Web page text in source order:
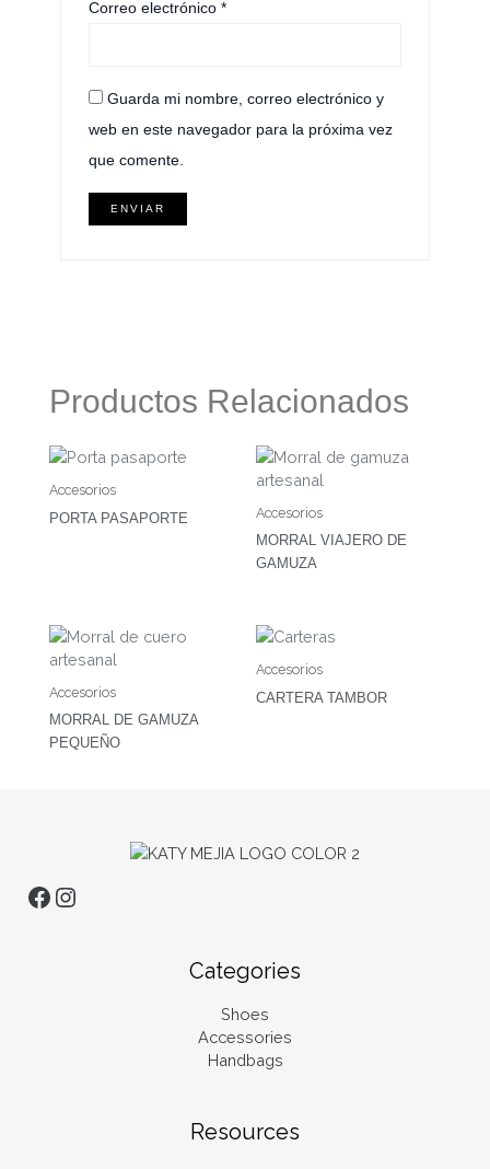
Correo electrónico*
Guarda mi nombre, correo electrónico y
web en este navegador para la próxima vez
que comente.
Productos Relacionados
Accesorios
PORTA PASAPORTE
Accesorios
MORRAL VIAJERO DE
GAMUZA
Accesorios
MORRAL DE GAMUZA
PEQUEÑO
Accesorios
CARTERA TAMBOR
Categories
Shoes
Accessories
Handbags
Resources